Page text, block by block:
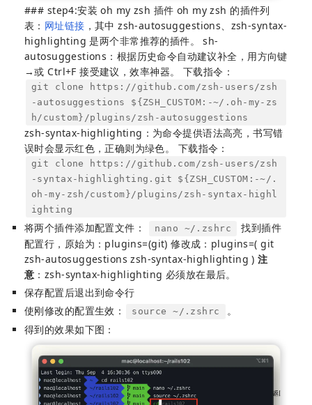
### step4:安装 oh my zsh 插件 oh my zsh 的插件列
表： 网址链接 ，其中 zsh-autosuggestions、zsh-syntax-
highlighting 是两个非常推荐的插件。 sh-
autosuggestions：根据历史命令自动建议补全，用方向键
→或 Ctrl+F 接受建议，效率神器。 下载指令：
git clone https://github.com/zsh-users/zsh
-autosuggestions ${ZSH_CUSTOM:-~/.oh-my-zs
h/custom}/plugins/zsh-autosuggestions
zsh-syntax-highlighting：为命令提供语法高亮，书写错
误时会显示红色，正确则为绿色。 下载指令：
git clone https://github.com/zsh-users/zsh
-syntax-highlighting.git ${ZSH_CUSTOM:-~/.
oh-my-zsh/custom}/plugins/zsh-syntax-highl
ighting
将两个插件添加配置文件： nano ~/.zshrc
找到插件
配置行，原始为：plugins=(git) 修改成：plugins=( git
zsh-autosuggestions zsh-syntax-highlighting )注
意 ：zsh-syntax-highlighting 必须放在最后。
保存配置后退出到命令行
使刚修改的配置生效：
source ~/.zshrc
。
得到的效果如下图：